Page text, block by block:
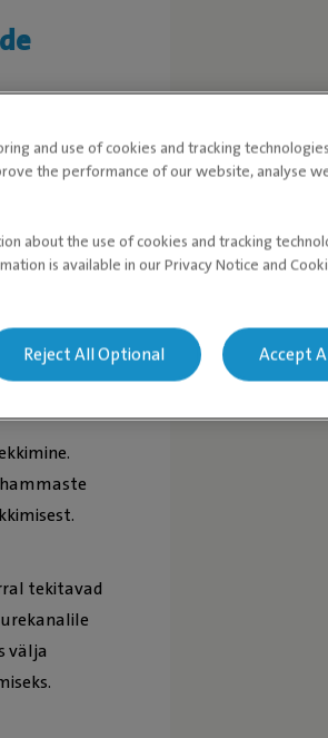
ning
lasta
suurt
tekitavad
välja
and use of cookies and tracking
the performance of our website, analyse
about the use of cookies and tracking
is available in our Privacy Notice and
Reject All Optional Accept